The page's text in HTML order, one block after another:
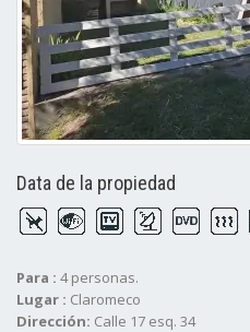
Data de la propiedad
Para : 4 personas.
Lugar : Claromeco
Dirección: Calle 17 esq. 34